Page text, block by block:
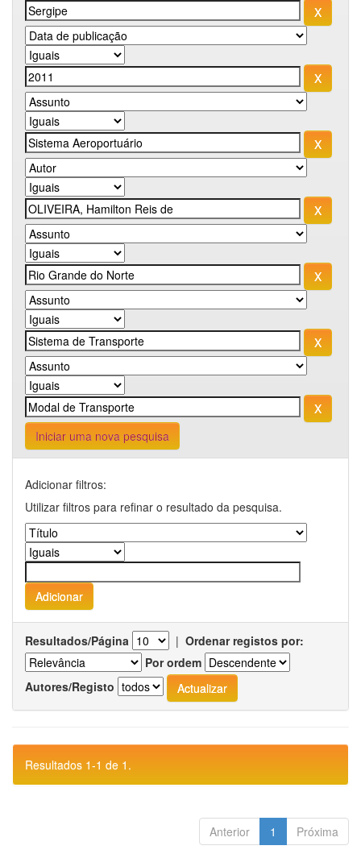
Iniciar uma nova pesquisa
Adicionar filtros:
Utilizar filtros para refinar o resultado da pesquisa.
Resultados/Página | Ordenar registos por:
Por ordem
Autores/Registo
Resultados 1-1 de 1.
Anterior 1 Próxima